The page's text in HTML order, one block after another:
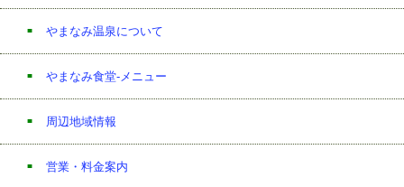
やまなみ温泉について
やまなみ食堂-メニュー
周辺地域情報
営業・料金案内